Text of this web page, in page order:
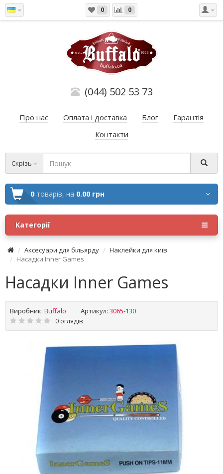
0 0
(044) 502 53 73
Про нас Оплата і доставка Блог
Гарантія
Контакти
Скрізь
0 товарів, на 0.00 грн
Категорії
Аксесуари для більярду
Наклейки для київ
Насадки Inner Games
Насадки Inner Games
Виробник: Buffalo Артикул: 3065-130
0 оглядів